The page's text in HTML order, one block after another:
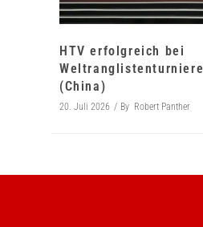
HTV erfolgreich bei
(China)
20. Juli 2026 By Robert Panther